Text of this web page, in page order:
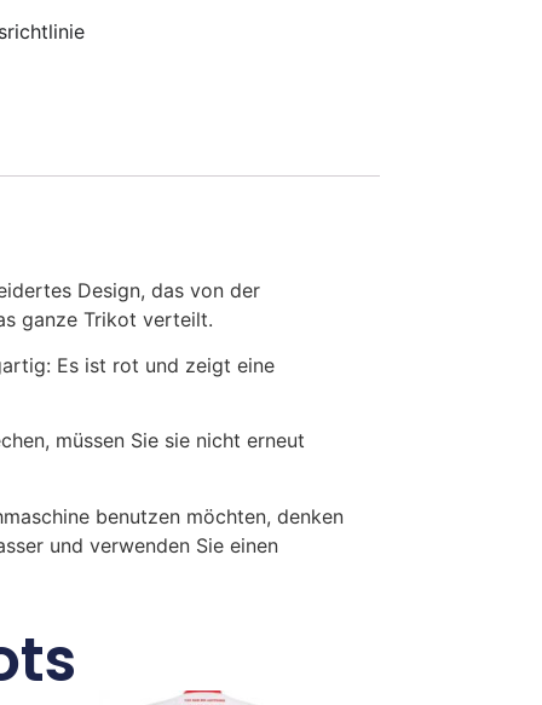
Design, das von der
ganze Trikot verteilt.
Es ist rot und zeigt eine
müssen Sie sie nicht erneut
benutzen möchten, denken
und verwenden Sie einen